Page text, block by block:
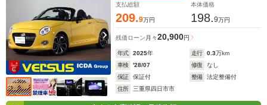
支払総額
209.9万円
本体価格
198.9万円
残価ローン 月々20,900円
年式 2025年 走行 0.3万km
車検
'28/07 修復
なし
保証
保証付 整備
法定整備付
住所
三重県四日市市